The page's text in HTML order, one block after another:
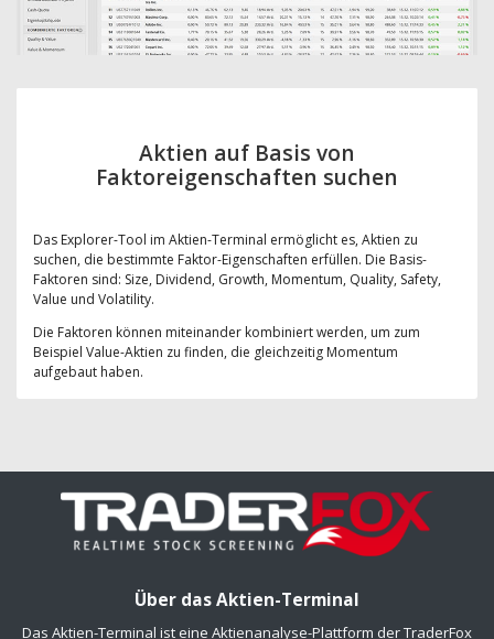
Aktien auf Basis von
Faktoreigenschaften suchen
Das Explorer-Tool im Aktien-Terminal ermöglicht es, Aktien zu
suchen, die bestimmte Faktor-Eigenschaften erfüllen. Die Basis-
Faktoren sind: Size, Dividend, Growth, Momentum, Quality, Safety,
Value und Volatility.
Die Faktoren können miteinander kombiniert werden, um zum
Beispiel Value-Aktien zu finden, die gleichzeitig Momentum
aufgebaut haben.
Über das Aktien-Terminal
Das Aktien-Terminal ist eine Aktienanalyse-Plattform der TraderFox